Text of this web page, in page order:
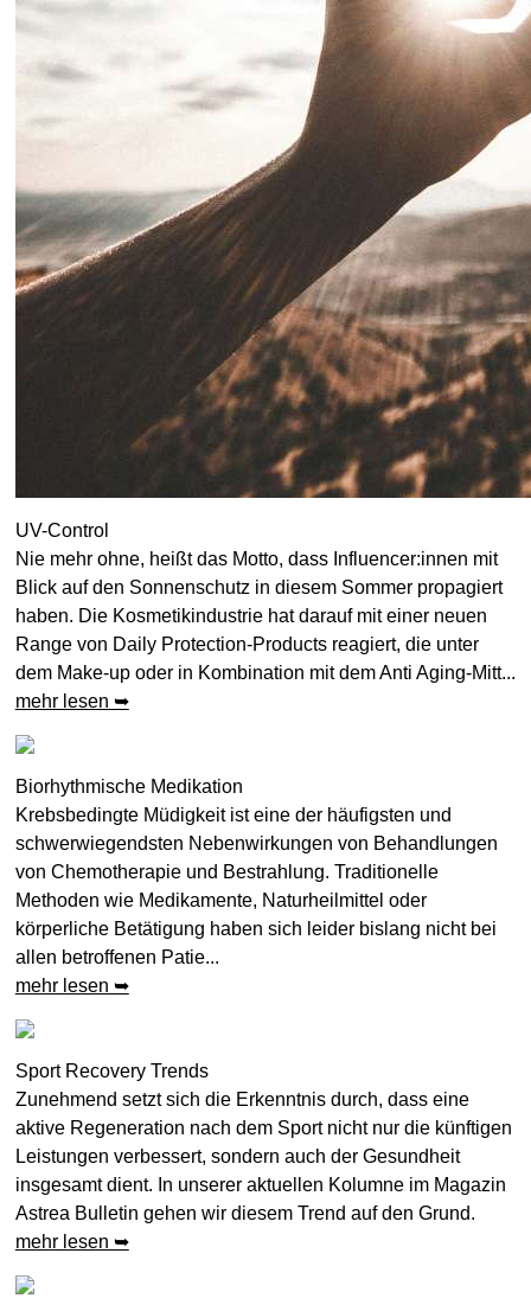
UV-Control
Nie mehr ohne, heißt das Motto, dass Influencer:innen mit
Blick auf den Sonnenschutz in diesem Sommer propagiert
haben. Die Kosmetikindustrie hat darauf mit einer neuen
Range von Daily Protection-Products reagiert, die unter
dem Make-up oder in Kombination mit dem Anti Aging-Mitt...
mehr lesen ➥
Biorhythmische Medikation
Krebsbedingte Müdigkeit ist eine der häufigsten und
schwerwiegendsten Nebenwirkungen von Behandlungen
von Chemotherapie und Bestrahlung. Traditionelle
Methoden wie Medikamente, Naturheilmittel oder
körperliche Betätigung haben sich leider bislang nicht bei
allen betroffenen Patie...
mehr lesen ➥
Sport Recovery Trends
Zunehmend setzt sich die Erkenntnis durch, dass eine
aktive Regeneration nach dem Sport nicht nur die künftigen
Leistungen verbessert, sondern auch der Gesundheit
insgesamt dient. In unserer aktuellen Kolumne im Magazin
Astrea Bulletin gehen wir diesem Trend auf den Grund.
mehr lesen ➥